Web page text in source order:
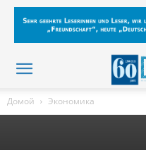
Домой Экономика